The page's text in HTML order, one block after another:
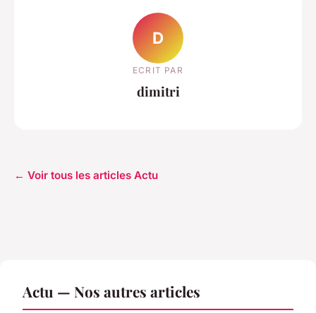
D
ECRIT PAR
dimitri
← Voir tous les articles Actu
Actu — Nos autres articles